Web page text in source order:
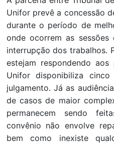
Unifor prevê a concessão
durante o período de
onde ocorrem as
interrupção dos trabalhos.
estejam respondendo
Unifor disponibiliza
julgamento. Já as
de casos de maior
permanecem sendo
convênio não envolve
bem como inexiste